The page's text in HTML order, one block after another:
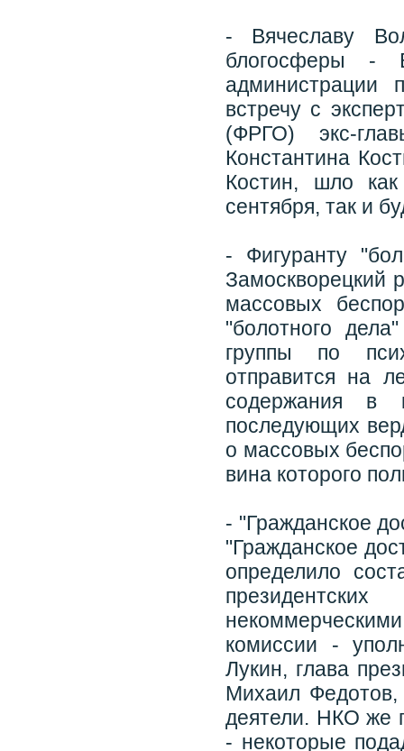
- Вячеславу
блогосферы -
администрации
встречу с
(ФРГО) экс-
Константина
Костин, шло как
сентября, так и
- Фигуранту
Замоскворецкий
массовых
"болотного
группы по
отправится на
содержания в
последующих
о массовых
вина которого
- "Гражданское
"Гражданское
определило
комиссии -
Лукин, глава
Михаил
деятели. НКО же
- некоторые